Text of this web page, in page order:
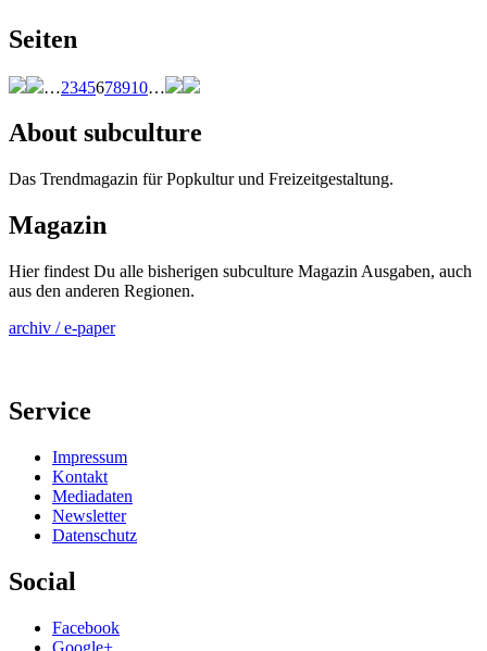
Seiten
…2345678910…
About subculture
Das Trendmagazin für Popkultur und Freizeitgestaltung.
Magazin
Hier findest Du alle bisherigen subculture Magazin Ausgaben, auch
aus den anderen Regionen.
archiv / e-paper
Service
Impressum
Kontakt
Mediadaten
Newsletter
Datenschutz
Social
Facebook
Google+